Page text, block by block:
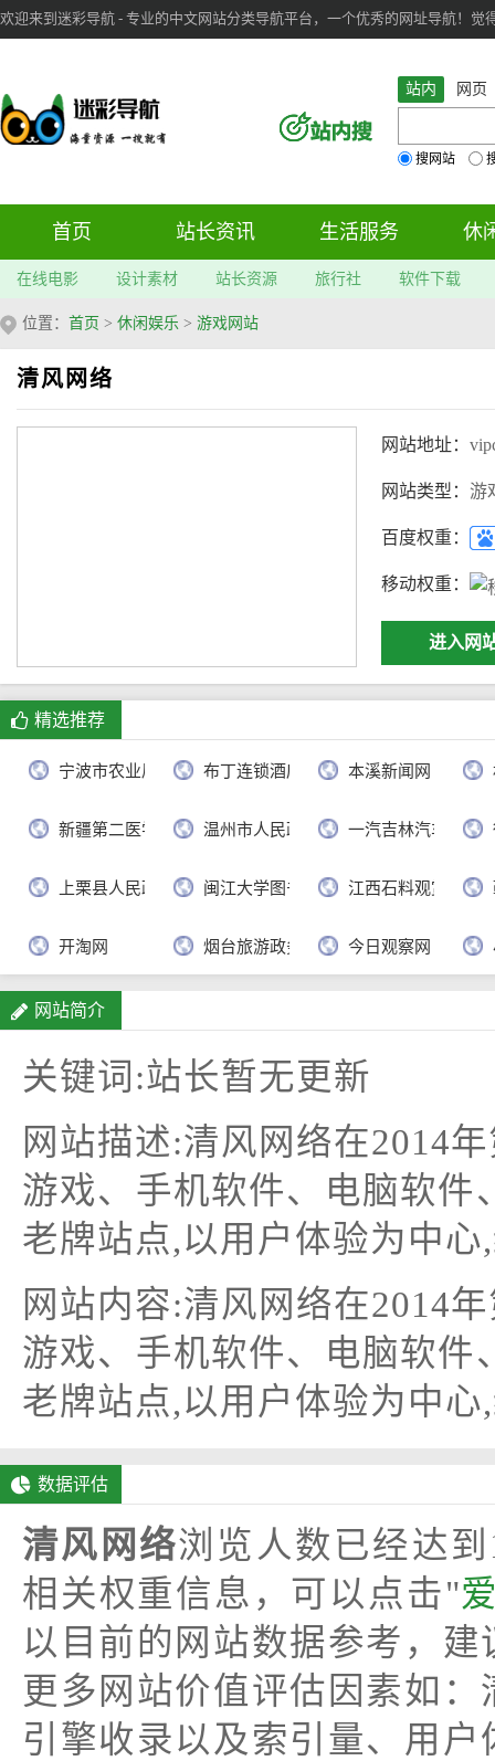
欢迎来到迷彩导航 - 专业的中文网站分类导航平台，一个优秀的网址导航！觉
站内 网页
搜网站
首页 站长资讯 生活服务 休
在线电影 设计素材 站长资源 旅行社 软件下载
位置： 首页 > 休闲娱乐 > 游戏网站
清风网络
网站地址：
网站类型： 游
百度权重：
移动权重：
进入网
精选推荐
宁波市农业局 布丁连锁酒店官网 本溪新闻网
新疆第二医学院 温州市人民政府 一汽吉林汽车有限
上栗县人民政府 闽江大学图书馆 江西石料观赏网
开淘网 烟台旅游政务网 今日观察网
网站简介
关键词:站长暂无更新
网站描述:清风网络在2014
游戏、手机软件、电脑软件
老牌站点,以用户体验为中
网站内容:清风网络在2014
游戏、手机软件、电脑软件
老牌站点,以用户体验为中
数据评估
清风网络浏览人数已经达
相关权重信息，可以点击"
以目前的网站数据参考，
更多网站价值评估因素如
引擎收录以及索引量、用